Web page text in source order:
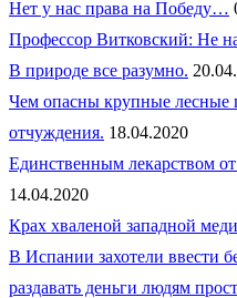
Нет у нас права на Победу…
Профессор Витковский: Не
В природе все разумно.
Чем опасны крупные лесные
отчуждения. 18.04.2020
Единственным лекарством от
14.04.2020
Крах хваленой западной
В Испании захотели ввести
раздавать деньги людям